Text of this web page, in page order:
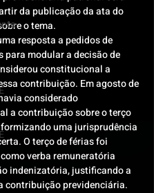
da publicação da ata do
o tema.
resposta a pedidos de
para modular a decisão de
constitucional a
contribuição. Em agosto de
considerado
a contribuição sobre o terço
uma jurisprudência
O terço de férias foi
verba remuneratória
indenizatória, justificando a
contribuição previdenciária.